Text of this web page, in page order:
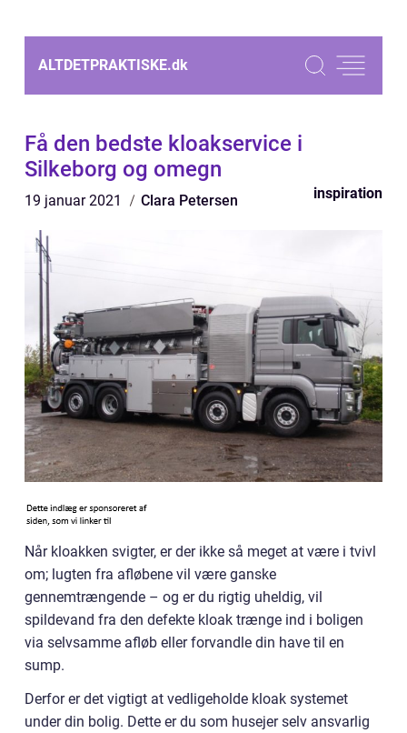
ALTDETPRAKTISKE.dk
Få den bedste kloakservice i
Silkeborg og omegn
19 januar 2021 Clara Petersen inspiration
Når kloakken svigter, er der ikke så meget at være i tvivl
om; lugten fra afløbene vil være ganske
gennemtrængende – og er du rigtig uheldig, vil
spildevand fra den defekte kloak trænge ind i boligen
via selvsamme afløb eller forvandle din have til en
sump.
Derfor er det vigtigt at vedligeholde kloak systemet
under din bolig. Dette er du som husejer selv ansvarlig